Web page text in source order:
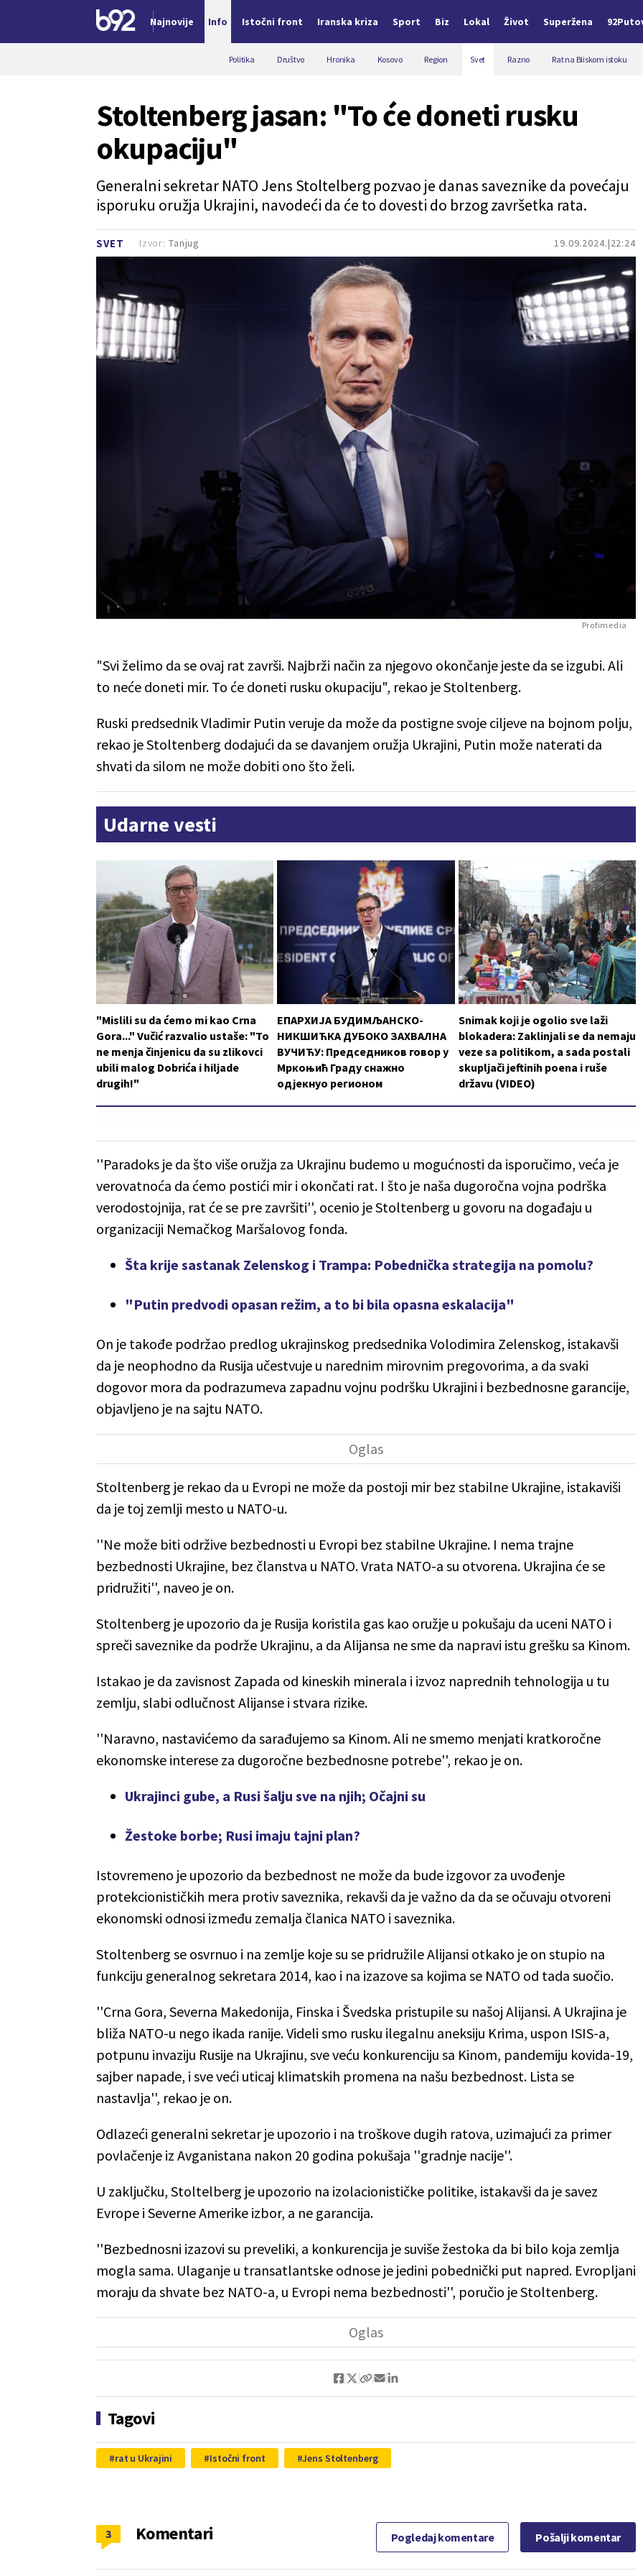
Najnovije Info Istočni front Iranska kriza Sport Biz Lokal Život Superžena
Politika Društvo Hronika Kosovo Region Svet Razno Rat na Bliskom istoku
SVET 19.09.2024. 22:24
Stoltenberg jasan: "To će doneti rusku
okupaciju"
Generalni sekretar NATO Jens Stoltelberg pozvao je danas saveznike da povećaju
isporuku oružja Ukrajini, navodeći da će to dovesti do brzog završetka rata.
Izvor: Tanjug
Profimedia
"Svi želimo da se ovaj rat završi. Najbrži način za njegovo okončanje jeste da se izgubi. Ali
to neće doneti mir. To će doneti rusku okupaciju", rekao je Stoltenberg.
Ruski predsednik Vladimir Putin veruje da može da postigne svoje ciljeve na bojnom polju,
rekao je Stoltenberg dodajući da se davanjem oružja Ukrajini, Putin može naterati da
shvati da silom ne može dobiti ono što želi.
Udarne vesti
"Mislili su da ćemo mi kao Crna
Gora..." Vučić razvalio ustaše: "To
ne menja činjenicu da su zlikovci
ubili malog Dobrića i hiljade
drugih!"
ЕПАРХИЈА БУДИМЉАНСКО-
НИКШИЋКА ДУБОКО ЗАХВАЛНА
ВУЧИЋУ: Председников говор у
Мркоњић Граду снажно
одјекнуо регионом
Snimak koji je ogolio sve laži
blokadera: Zaklinjali se da nemaju
veze sa politikom, a sada postali
skupljači jeftinih poena i ruše
državu (VIDEO)
''Paradoks je da što više oružja za Ukrajinu budemo u mogućnosti da isporučimo, veća je
verovatnoća da ćemo postići mir i okončati rat. I što je naša dugoročna vojna podrška
verodostojnija, rat će se pre završiti'', ocenio je Stoltenberg u govoru na događaju u
organizaciji Nemačkog Maršalovog fonda.
Šta krije sastanak Zelenskog i Trampa: Pobednička strategija na pomolu?
"Putin predvodi opasan režim, a to bi bila opasna eskalacija"
On je takođe podržao predlog ukrajinskog predsednika Volodimira Zelenskog, istakavši
da je neophodno da Rusija učestvuje u narednim mirovnim pregovorima, a da svaki
dogovor mora da podrazumeva zapadnu vojnu podršku Ukrajini i bezbednosne garancije,
objavljeno je na sajtu NATO.
Stoltenberg je rekao da u Evropi ne može da postoji mir bez stabilne Ukrajine, istakaviši
da je toj zemlji mesto u NATO-u.
''Ne može biti održive bezbednosti u Evropi bez stabilne Ukrajine. I nema trajne
bezbednosti Ukrajine, bez članstva u NATO. Vrata NATO-a su otvorena. Ukrajina će se
pridružiti'', naveo je on.
Stoltenberg je upozorio da je Rusija koristila gas kao oružje u pokušaju da uceni NATO i
spreči saveznike da podrže Ukrajinu, a da Alijansa ne sme da napravi istu grešku sa Kinom.
Istakao je da zavisnost Zapada od kineskih minerala i izvoz naprednih tehnologija u tu
zemlju, slabi odlučnost Alijanse i stvara rizike.
''Naravno, nastavićemo da sarađujemo sa Kinom. Ali ne smemo menjati kratkoročne
ekonomske interese za dugoročne bezbednosne potrebe'', rekao je on.
Ukrajinci gube, a Rusi šalju sve na njih; Očajni su
Žestoke borbe; Rusi imaju tajni plan?
Istovremeno je upozorio da bezbednost ne može da bude izgovor za uvođenje
protekcionističkih mera protiv saveznika, rekavši da je važno da da se očuvaju otvoreni
ekonomski odnosi između zemalja članica NATO i saveznika.
Stoltenberg se osvrnuo i na zemlje koje su se pridružile Alijansi otkako je on stupio na
funkciju generalnog sekretara 2014, kao i na izazove sa kojima se NATO od tada suočio.
''Crna Gora, Severna Makedonija, Finska i Švedska pristupile su našoj Alijansi. A Ukrajina je
bliža NATO-u nego ikada ranije. Videli smo rusku ilegalnu aneksiju Krima, uspon ISIS-a,
potpunu invaziju Rusije na Ukrajinu, sve veću konkurenciju sa Kinom, pandemiju kovida-19,
sajber napade, i sve veći uticaj klimatskih promena na našu bezbednost. Lista se
nastavlja'', rekao je on.
Odlazeći generalni sekretar je upozorio i na troškove dugih ratova, uzimajući za primer
povlačenje iz Avganistana nakon 20 godina pokušaja ''gradnje nacije''.
U zaključku, Stoltelberg je upozorio na izolacionističke politike, istakavši da je savez
Evrope i Severne Amerike izbor, a ne garancija.
''Bezbednosni izazovi su preveliki, a konkurencija je suviše žestoka da bi bilo koja zemlja
mogla sama. Ulaganje u transatlantske odnose je jedini pobednički put napred. Evropljani
moraju da shvate bez NATO-a, u Evropi nema bezbednosti'', poručio je Stoltenberg.
Tagovi
rat u Ukrajini Istočni front Jens Stoltenberg
Komentari
3 Pogledaj komentare Pošalji komentar